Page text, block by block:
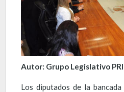
Autor: Grupo Legislativo PRI
Los diputados de la